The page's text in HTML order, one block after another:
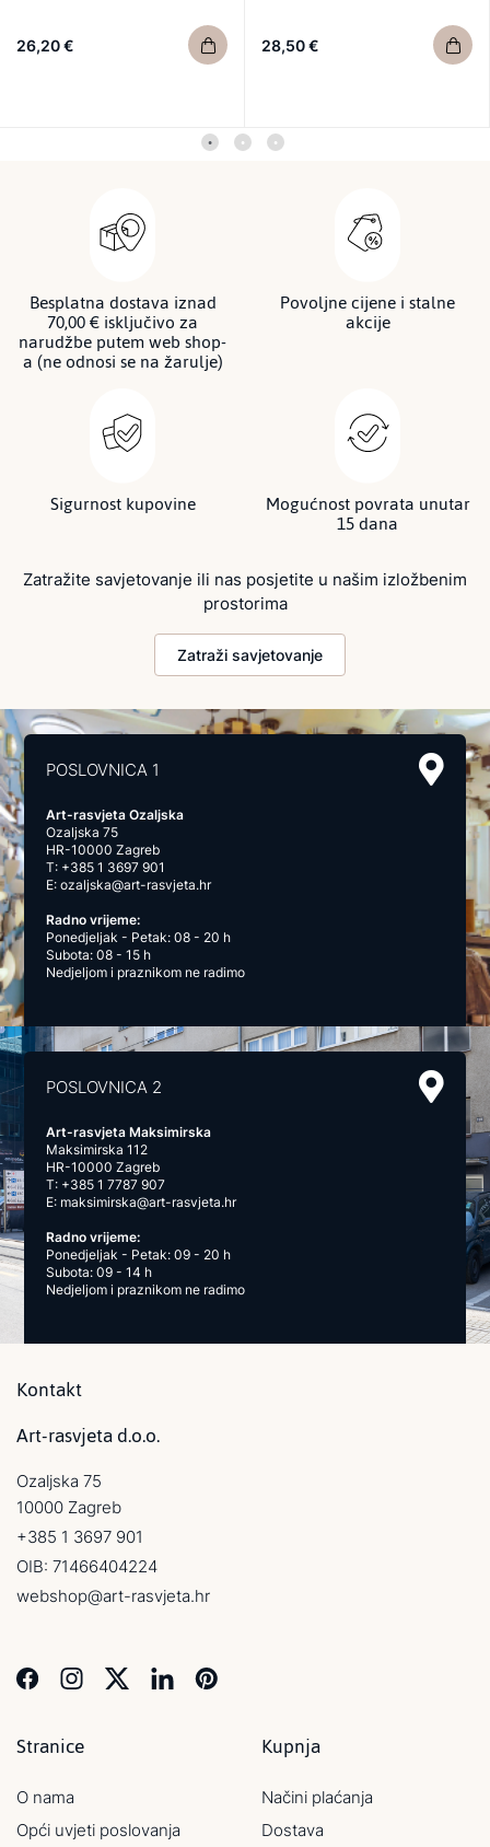
26,20 € 28,50 €
Besplatna dostava iznad
70,00 € isključivo za
narudžbe putem web shop-
a (ne odnosi se na žarulje)
Povoljne cijene i stalne
akcije
Sigurnost kupovine Mogućnost povrata unutar
15 dana
Zatražite savjetovanje ili nas posjetite u našim izložbenim
prostorima
Zatraži savjetovanje
POSLOVNICA 1
Art-rasvjeta Ozaljska
Ozaljska 75
HR-10000 Zagreb
T: +385 1 3697 901
E:ozaljska@art-rasvjeta.hr
Radno vrijeme:
Ponedjeljak - Petak: 08 - 20 h
Subota: 08 - 15 h
Nedjeljom i praznikom ne radimo
POSLOVNICA 2
Art-rasvjeta Maksimirska
Maksimirska 112
HR-10000 Zagreb
T: +385 1 7787 907
E: maksimirska@art-rasvjeta.hr
Radno vrijeme:
Ponedjeljak - Petak: 09 - 20 h
Subota: 09 - 14 h
Nedjeljom i praznikom ne radimo
Kontakt
Art-rasvjeta d.o.o.
Ozaljska 75
10000 Zagreb
+385 1 3697 901
OIB: 71466404224
webshop@art-rasvjeta.hr
Stranice
O nama
Opći uvjeti poslovanja
Kupnja
Načini plaćanja
Dostava